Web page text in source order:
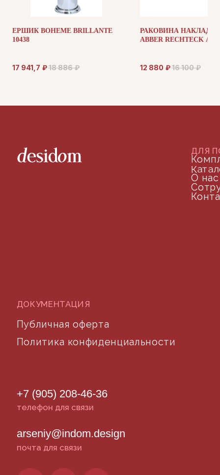
ЕРШИК BOHEME BRILLANTE
10438
17 941,7 ₽18 886 ₽
РАКОВИНА
ABBER RECHTECK
12 880 ₽16 100 ₽
arseniy@indom.design
почта для связи